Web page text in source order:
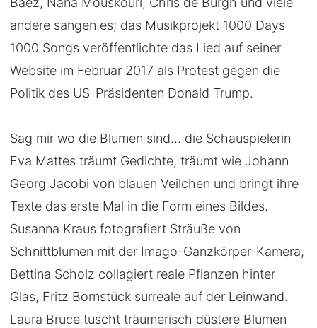
andere sangen es; das Musikprojekt 1000 Days
1000 Songs veröffentlichte das Lied auf seiner
Website im Februar 2017 als Protest gegen die
Politik des US-Präsidenten Donald Trump.
Sag mir wo die Blumen sind… die Schauspielerin
Eva Mattes träumt Gedichte, träumt wie Johann
Georg Jacobi von blauen Veilchen und bringt ihre
Texte das erste Mal in die Form eines Bildes.
Susanna Kraus fotografiert Sträuße von
Schnittblumen mit der Imago-Ganzkörper-Kamera,
Bettina Scholz collagiert reale Pflanzen hinter
Glas, Fritz Bornstück surreale auf der Leinwand.
Laura Bruce tuscht träumerisch düstere Blumen